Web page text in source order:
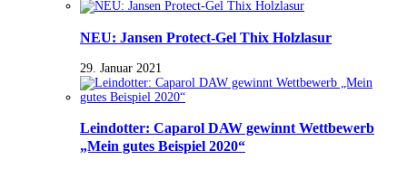
NEU: Jansen Protect-Gel Thix Holzlasur
29. Januar 2021
Leindotter: Caparol DAW gewinnt Wettbewerb
„Mein gutes Beispiel 2020“